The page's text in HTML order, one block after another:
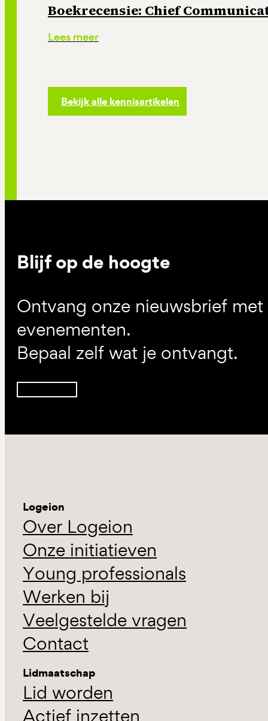
Boekrecensie: Chief
Lees meer
Bekijk alle kennisartikelen
Blijf op de hoogte
Ontvang onze nieuwsbrief
evenementen.
Bepaal zelf wat je ontvangt.
Logeion
Over Logeion
Onze initiatieven
Young professionals
Werken bij
Veelgestelde vragen
Contact
Lidmaatschap
Lid worden
Actief inzetten